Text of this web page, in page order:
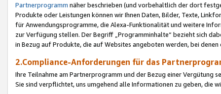
Partnerprogramm näher beschrieben (und vorbehaltlich der dort
Produkte oder Leistungen können wir Ihnen Daten, Bilder, Texte,
für Anwendungsprogramme, die Alexa-Funktionalität und weitere
zur Verfügung stellen. Der Begriff „Programminhalte“ bezieht sich
in Bezug auf Produkte, die auf Websites angeboten werden, bei
2.Compliance-Anforderungen für das
Ihre Teilnahme am Partnerprogramm und der Bezug einer Vergütung
Sie sind verpflichtet, uns umgehend alle Informationen zu geben, die